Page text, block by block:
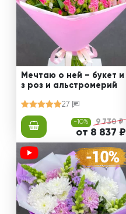
Мечтаю о ней – букет и
з роз и альстромерий
27
-10% 9 730 ₽
от 8 837 ₽